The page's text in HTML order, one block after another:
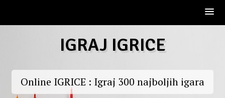
IGRAJ IGRICE
Online IGRICE : Igraj 300 najboljih igara